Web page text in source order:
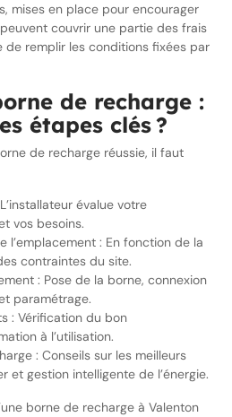
mises en place pour encourager
couvrir une partie des frais
de remplir les conditions fixées par
de recharge :
étapes clés ?
de recharge réussie, il faut
évalue votre
vos besoins.
l’emplacement : En fonction de la
contraintes du site.
: Pose de la borne, connexion
paramétrage.
: Vérification du bon
à l’utilisation.
: Conseils sur les meilleurs
et gestion intelligente de l’énergie.
borne de recharge à Valenton